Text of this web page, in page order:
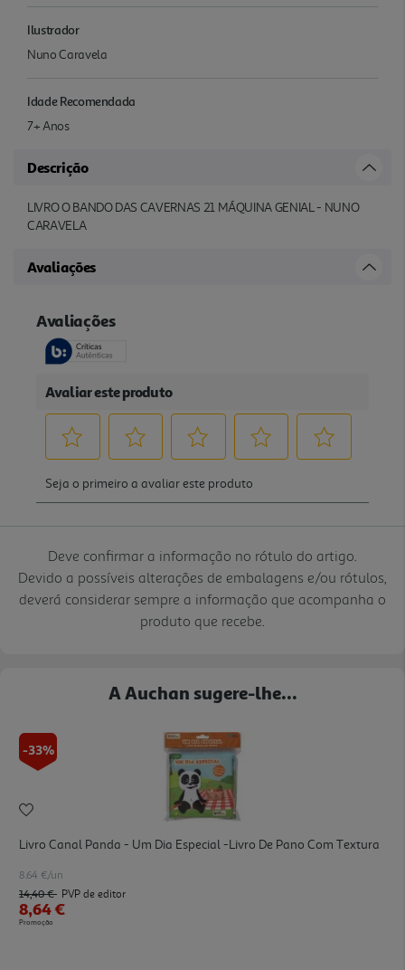
Ilustrador
Nuno Caravela
Idade Recomendada
7+ Anos
Descrição
LIVRO O BANDO DAS CAVERNAS 21 MÁQUINA GENIAL - NUNO
CARAVELA
Avaliações
Deve confirmar a informação no rótulo do artigo.
Devido a possíveis alterações de embalagens e/ou rótulos,
deverá considerar sempre a informação que acompanha o
produto que recebe.
A Auchan sugere-lhe...
-33%
Livro Canal Panda - Um Dia Especial -livro De Pano Com Textura
8.64 €/un
14,40 € PVP de editor
8,64 €
Promoção